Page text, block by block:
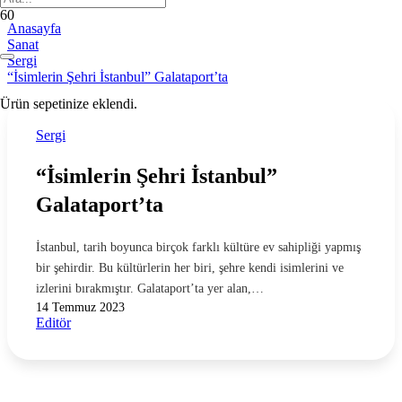
Ürün sepetinize eklendi.
Anasayfa
Sanat
Sergi
“İsimlerin Şehri İstanbul” Galataport’ta
Sergi
“İsimlerin Şehri İstanbul”
Galataport’ta
İstanbul, tarih boyunca birçok farklı kültüre ev sahipliği yapmış
bir şehirdir. Bu kültürlerin her biri, şehre kendi isimlerini ve
izlerini bırakmıştır. Galataport’ta yer alan,…
14 Temmuz 2023
Editör